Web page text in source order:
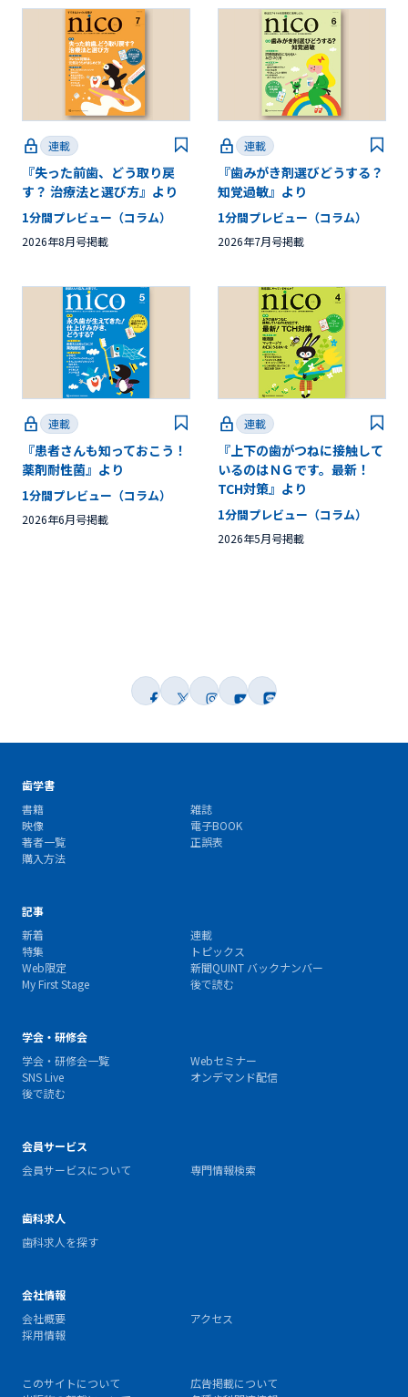
連載
『失った前歯、どう取り戻
す？ 治療法と選び方』より
1分間プレビュー（コラム）
2026年8月号掲載
連載
『歯みがき剤選びどうする？
知覚過敏』より
1分間プレビュー（コラム）
2026年7月号掲載
連載
『患者さんも知っておこう！
薬剤耐性菌』より
1分間プレビュー（コラム）
2026年6月号掲載
連載
『上下の歯がつねに接触して
いるのはＮＧです。最新！
TCH対策』より
1分間プレビュー（コラム）
2026年5月号掲載
歯学書
書籍
雑誌
映像
電子BOOK
著者一覧
正誤表
購入方法
記事
新着
連載
特集
トピックス
Web限定
新聞QUINT バックナンバー
My First Stage
後で読む
学会・研修会
学会・研修会一覧
Webセミナー
SNS Live
オンデマンド配信
後で読む
会員サービス
会員サービスについて
専門情報検索
歯科求人
歯科求人を探す
会社情報
会社概要
アクセス
採用情報
このサイトについて
広告掲載について